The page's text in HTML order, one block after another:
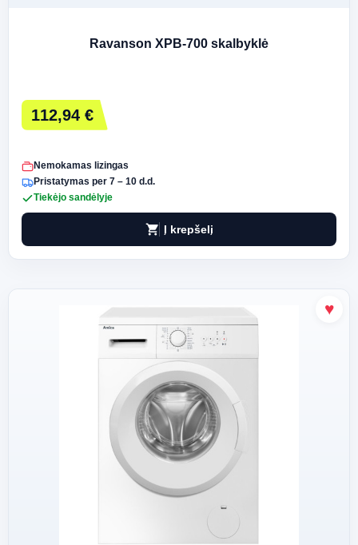
Ravanson XPB-700 skalbyklė
112,94 €
Nemokamas lizingas
Pristatymas per 7 – 10 d.d.
Tiekėjo sandėlyje
shopping_cart Į krepšelį